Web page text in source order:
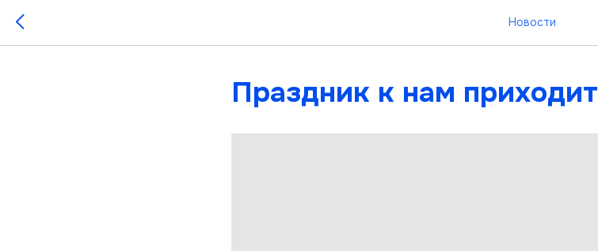
Новости
Праздник к нам приходит